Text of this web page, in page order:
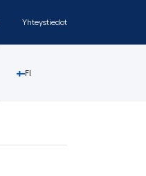
Yhteystiedot
FI